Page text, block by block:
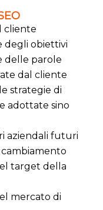
cliente
degli obiettivi
delle parole
dal cliente
strategie di
adottate sino
aziendali futuri
target della
mercato di